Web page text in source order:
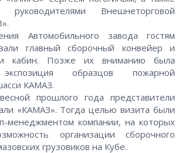
руководителями Внешнеторговой
Автомобильного завода гостям
главный сборочный конвейер и
кабин. Позже их вниманию была
экспозиция образцов пожарной
КАМАЗ.
прошлого года представители
«КАМАЗ». Тогда целью визита были
менеджментом компании, на которых
организации сборочного
грузовиков на Кубе.